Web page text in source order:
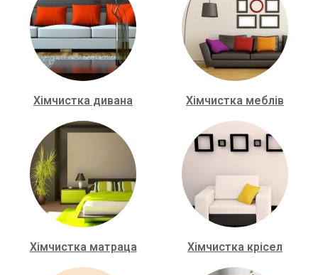
Хімчистка дивана Хімчистка меблів
Хімчистка матраца Хімчистка крісел